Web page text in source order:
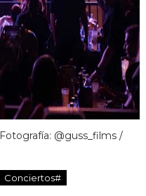
Fotografía: @guss_films /
Conciertos#